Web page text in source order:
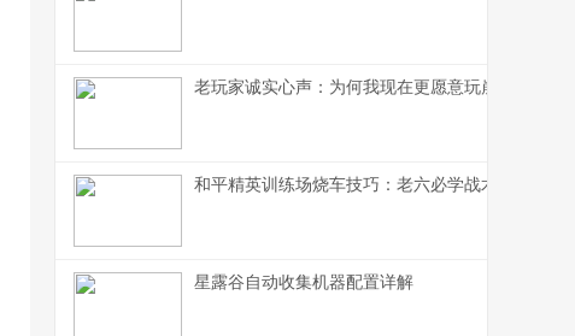
老玩家诚实心声：为何我现在更愿意玩崩铁而不是
和平精英训练场烧车技巧：老六必学战术
星露谷自动收集机器配置详解